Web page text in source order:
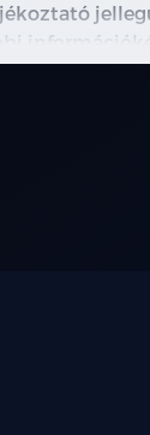
rendszer